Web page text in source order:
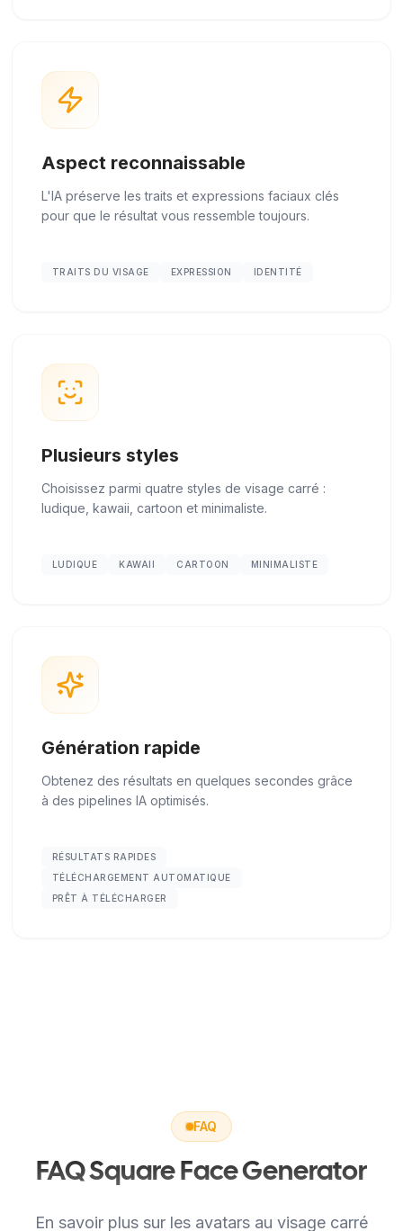
Aspect reconnaissable
L'IA préserve les traits et expressions faciaux clés
pour que le résultat vous ressemble toujours.
TRAITS DU VISAGE EXPRESSION IDENTITÉ
Plusieurs styles
Choisissez parmi quatre styles de visage carré :
ludique, kawaii, cartoon et minimaliste.
LUDIQUE KAWAII CARTOON MINIMALISTE
Génération rapide
Obtenez des résultats en quelques secondes grâce
à des pipelines IA optimisés.
RÉSULTATS RAPIDES
TÉLÉCHARGEMENT AUTOMATIQUE
PRÊT À TÉLÉCHARGER
FAQ
FAQ Square Face Generator
En savoir plus sur les avatars au visage carré